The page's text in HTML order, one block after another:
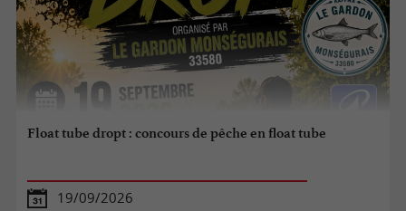
Float tube dropt : concours de pêche en float tube
19/09/2026